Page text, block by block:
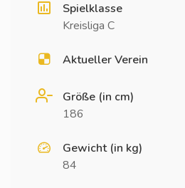
Spielklasse
Kreisliga C
Aktueller Verein
Größe (in cm)
186
Gewicht (in kg)
84